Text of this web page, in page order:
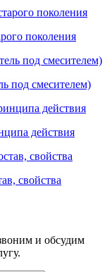
поколения
под смесителем)
действия
свойства
и обсудим